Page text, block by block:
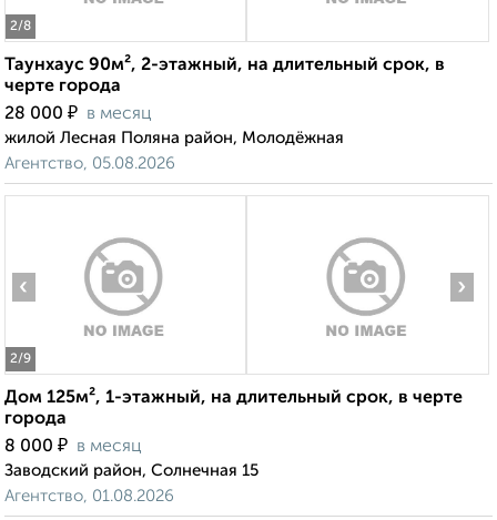
2/8
Таунхаус 90м², 2-этажный, на длительный срок, в
черте города
28 000 ₽ в месяц
жилой Лесная Поляна район, Молодёжная
Агентство, 05.08.2026
2/9
‹ ›
Дом 125м², 1-этажный, на длительный срок, в черте
города
8 000 ₽ в месяц
Заводский район, Солнечная 15
Агентство, 01.08.2026